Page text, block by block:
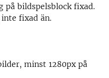
på bildspelsblock fixad.
fixad än.
minst 1280px på